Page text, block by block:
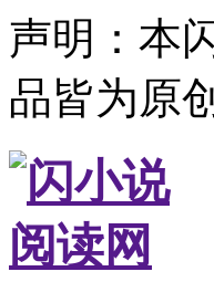
声明：本
品皆为原